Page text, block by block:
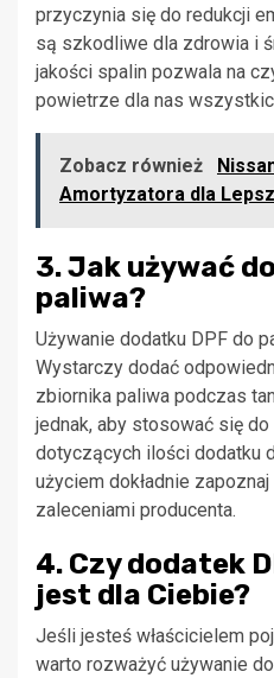
przyczynia się do redukcji
są szkodliwe dla zdrowia i
jakości spalin pozwala na
powietrze dla nas
Zobacz również
Amortyzatora dla
3. Jak używać
paliwa?
Używanie dodatku DPF do
Wystarczy dodać
zbiornika paliwa podczas
jednak, aby stosować się
dotyczących ilości dodatku
użyciem dokładnie
zaleceniami producenta.
4. Czy dodatek
jest dla Ciebie?
Jeśli jesteś właścicielem
warto rozważyć używanie